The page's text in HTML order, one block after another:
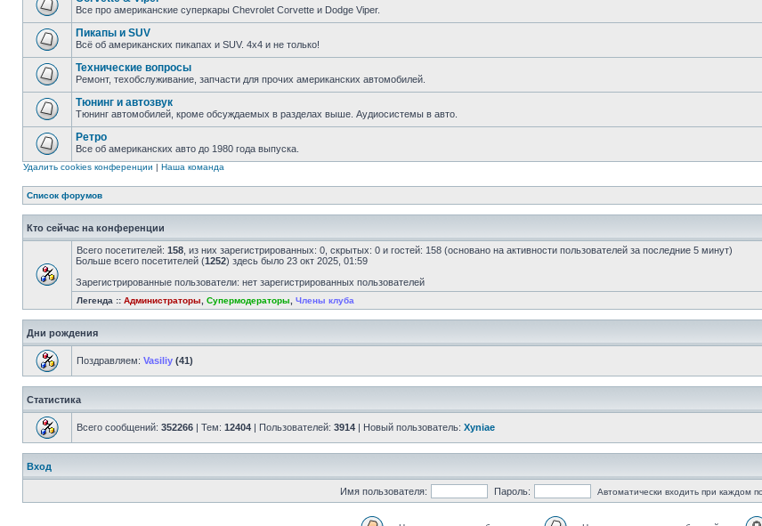
Все про американские суперкары Chevrolet Corvette и Dodge Viper.
Пикапы и SUV
Всё об американских пикапах и SUV. 4х4 и не только!
Технические вопросы
Ремонт, техобслуживание, запчасти для прочих американских автомобилей.
Тюнинг и автозвук
Тюнинг автомобилей, кроме обсуждаемых в разделах выше. Аудиосистемы в авто.
Ретро
Все об американских авто до 1980 года выпуска.
Удалить cookies конференции | Наша команда
Список форумов
Кто сейчас на конференции
Всего посетителей: 158 , из них зарегистрированных: 0, скрытых: 0 и гостей: 158 (основано на активности пользователей за последние 5 минут)
Больше всего посетителей (1252) здесь было 23 окт 2025, 01:59
Зарегистрированные пользователи: нет зарегистрированных пользователей
Легенда :: Администраторы Супермодераторы Члены клуба
Дни рождения
Поздравляем: Vasiliy (41)
Статистика
Всего сообщений: 352266 | Тем: 12404 | Пользователей: 3914 | Новый пользователь: Xyniae
Вход
Имя пользователя: Пароль: Автоматически входить при каждом